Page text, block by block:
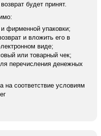
будет принят.
фирменной упаковки;
и вложить его в
виде;
или товарный чек;
перечисления денежных
на соответствие условиям